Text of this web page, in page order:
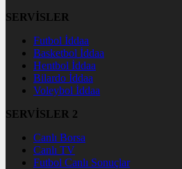
SERVİSLER
Futbol İddaa
Basketbol İddaa
Hentbol İddaa
Bilardo İddaa
Voleybol İddaa
SERVİSLER 2
Canlı Borsa
Canlı TV
Futbol Canlı Sonuçlar